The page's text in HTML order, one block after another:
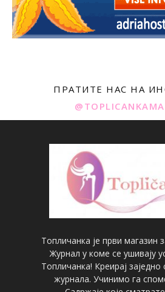
ПРАТИТЕ НАС НА
Топличанка је први магазин
Журнал у коме се ушивају
Топличанка! Креирај
журнала. Учинимо га